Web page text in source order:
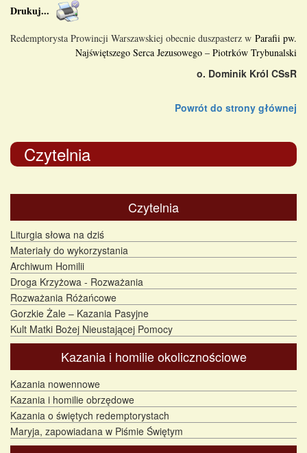
Drukuj...
Redemptorysta Prowincji Warszawskiej obecnie duszpasterz w Parafii pw.
Najświętszego Serca Jezusowego – Piotrków Trybunalski
o. Dominik Król CSsR
Powrót do strony głównej
Czytelnia
Czytelnia
Liturgia słowa na dziś
Materiały do wykorzystania
Archiwum Homilii
Droga Krzyżowa - Rozważania
Rozważania Różańcowe
Gorzkie Żale – Kazania Pasyjne
Kult Matki Bożej Nieustającej Pomocy
Kazania i homilie okolicznościowe
Kazania nowennowe
Kazania i homilie obrzędowe
Kazania o świętych redemptorystach
Maryja, zapowiadana w Piśmie Świętym